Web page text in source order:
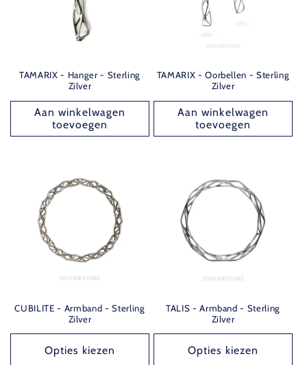
TAMARIX - Hanger - Sterling
Zilver
Aan winkelwagen
toevoegen
TAMARIX - Oorbellen - Sterling
Zilver
Aan winkelwagen
toevoegen
CUBILITE - Armband - Sterling
Zilver
Opties kiezen
TALIS - Armband - Sterling
Zilver
Opties kiezen